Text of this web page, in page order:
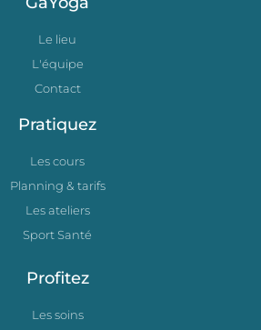
Le lieu
L'équipe
Contact
Pratiquez
Les cours
Planning & tarifs
Les ateliers
Sport Santé
Profitez
Les soins